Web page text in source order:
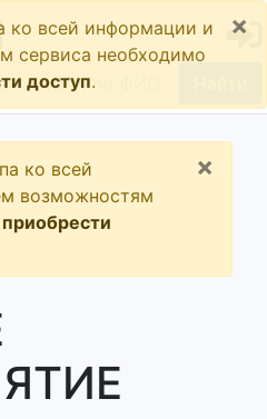
ко всей информации и
сервиса необходимо
доступ.
×
ко всей
возможностям
приобрести
×